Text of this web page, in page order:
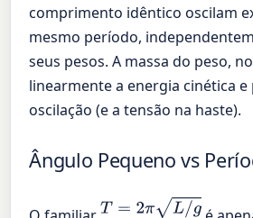
comprimento idêntico oscilam
mesmo período,
seus pesos. A massa do peso,
linearmente a energia cinética e
oscilação (e a tensão na haste).
Ângulo Pequeno vs
T= 2π L/g